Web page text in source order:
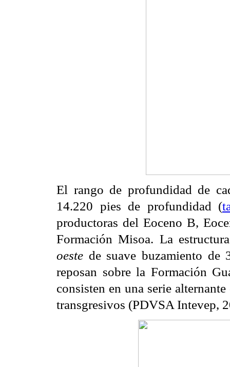
El rango de profundidad de
14.220 pies de profundidad (
productoras del Eoceno B,
Formación Misoa. La
oeste de suave buzamiento
reposan sobre la Formación
consisten en una serie
transgresivos (PDVSA Intevep,